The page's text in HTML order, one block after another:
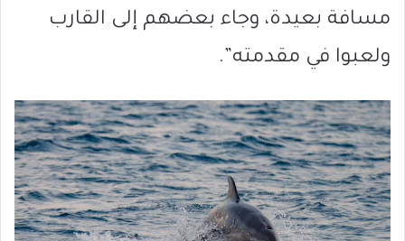
مسافة بعيدة، وجاء بعضهم إلى القارب
ولعبوا في مقدمته”.